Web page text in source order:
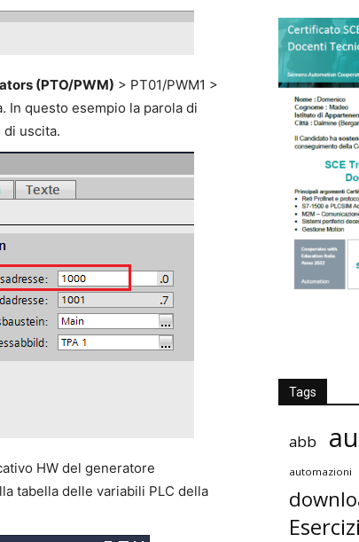
(PTO/PWM) > PT01/PWM1 >
In questo esempio la parola di
di uscita.
HW del generatore
tabella delle variabili PLC della
Tags
abb
automazioni